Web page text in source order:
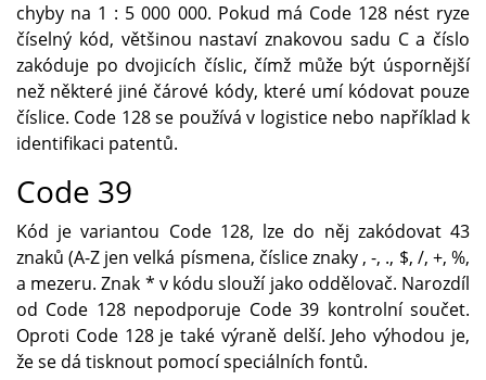
chyby na 1 : 5 000 000. Pokud má Code 128 nést ryze
číselný kód, většinou nastaví znakovou sadu C a číslo
zakóduje po dvojicích číslic, čímž může být úspornější
než některé jiné čárové kódy, které umí kódovat pouze
číslice. Code 128 se používá v logistice nebo například k
identifikaci patentů.
Code 39
Kód je variantou Code 128, lze do něj zakódovat 43
znaků (A-Z jen velká písmena, číslice znaky , -, ., $, /, +, %,
a mezeru. Znak * v kódu slouží jako oddělovač. Narozdíl
od Code 128 nepodporuje Code 39 kontrolní součet.
Oproti Code 128 je také výraně delší. Jeho výhodou je,
že se dá tisknout pomocí speciálních fontů.